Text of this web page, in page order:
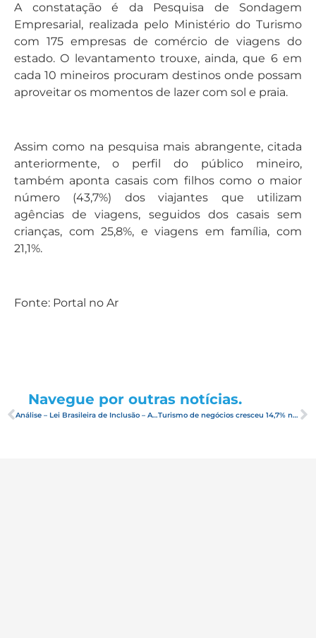
A constatação é da Pesquisa de Sondagem
Empresarial, realizada pelo Ministério do Turismo
com 175 empresas de comércio de viagens do
estado. O levantamento trouxe, ainda, que 6 em
cada 10 mineiros procuram destinos onde possam
aproveitar os momentos de lazer com sol e praia.
Assim como na pesquisa mais abrangente, citada
anteriormente, o perfil do público mineiro,
também aponta casais com filhos como o maior
número (43,7%) dos viajantes que utilizam
agências de viagens, seguidos dos casais sem
crianças, com 25,8%, e viagens em família, com
21,1%.
Fonte: Portal no Ar
Navegue por outras notícias.
Análise – Lei Brasileira de Inclusão – ABIH Nacional Turismo de negócios cresceu 14,7% no primeiro semestre de 2019